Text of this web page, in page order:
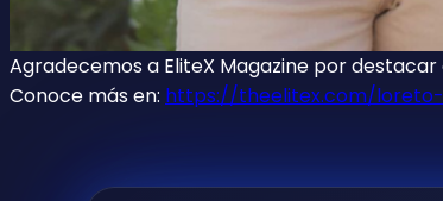
Agradecemos a EliteX Magazine por
Conoce más en: https://theelitex.com/